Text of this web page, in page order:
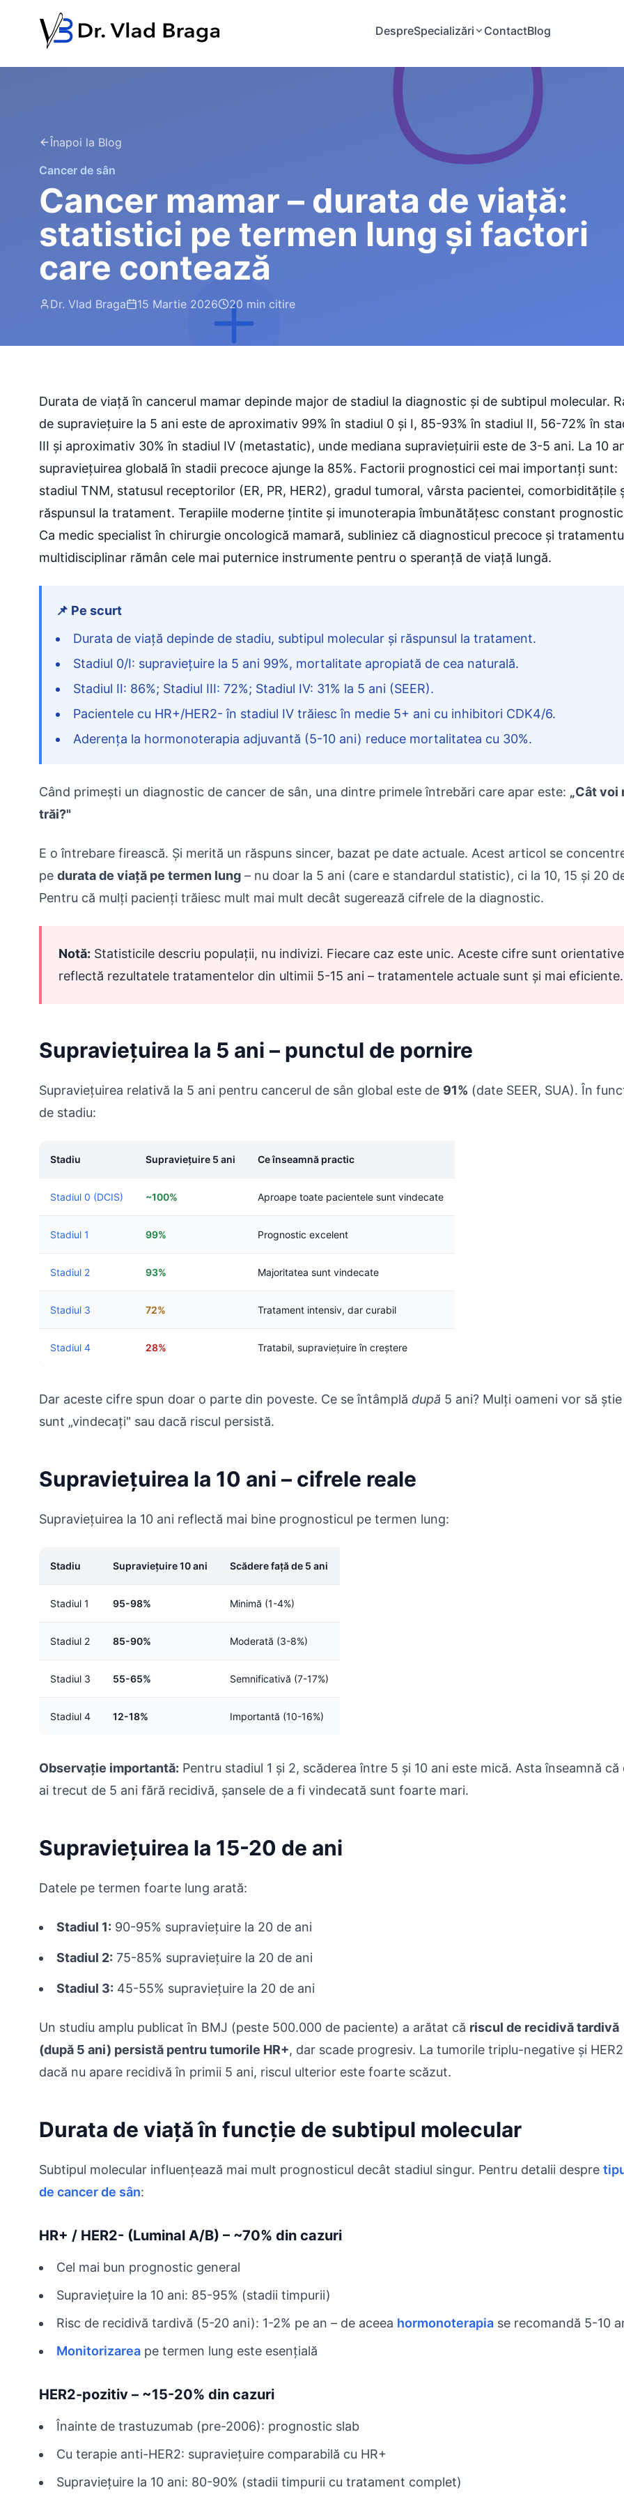
DespreSpecializări ContactBlog
Înapoi la Blog
Cancer de sân
Cancer mamar – durata de viață:
statistici pe termen lung și factori
care contează
Dr. Vlad Braga 15 Martie 2026 20 min citire
Durata de viață în cancerul mamar depinde major de stadiul la diagnostic și de subtipul molecular.
de supraviețuire la 5 ani este de aproximativ 99% în stadiul 0 și I, 85-93% în stadiul II, 56-72% în
III și aproximativ 30% în stadiul IV (metastatic), unde mediana supraviețuirii este de 3-5 ani. La 10
supraviețuirea globală în stadii precoce ajunge la 85%. Factorii prognostici cei mai importanți sunt:
stadiul TNM, statusul receptorilor (ER, PR, HER2), gradul tumoral, vârsta pacientei, comorbiditățile
răspunsul la tratament. Terapiile moderne țintite și imunoterapia îmbunătățesc constant
Ca medic specialist în chirurgie oncologică mamară, subliniez că diagnosticul precoce și
multidisciplinar rămân cele mai puternice instrumente pentru o speranță de viață lungă.
📌 Pe scurt
Durata de viață depinde de stadiu, subtipul molecular și răspunsul la tratament.
Stadiul 0/I: supraviețuire la 5 ani 99%, mortalitate apropiată de cea naturală.
Stadiul II: 86%; Stadiul III: 72%; Stadiul IV: 31% la 5 ani (SEER).
Pacientele cu HR+/HER2- în stadiul IV trăiesc în medie 5+ ani cu inhibitori CDK4/6.
Aderența la hormonoterapia adjuvantă (5-10 ani) reduce mortalitatea cu 30%.
Când primești un diagnostic de cancer de sân, una dintre primele întrebări care apar este: „Cât voi
trăi?"
E o întrebare firească. Și merită un răspuns sincer, bazat pe date actuale. Acest articol se
pe durata de viață pe termen lung – nu doar la 5 ani (care e standardul statistic), ci la 10, 15 și 20
Pentru că mulți pacienți trăiesc mult mai mult decât sugerează cifrele de la diagnostic.
Notă: Statisticile descriu populații, nu indivizi. Fiecare caz este unic. Aceste cifre sunt
reflectă rezultatele tratamentelor din ultimii 5-15 ani – tratamentele actuale sunt și mai eficiente.
Supraviețuirea la 5 ani – punctul de pornire
Supraviețuirea relativă la 5 ani pentru cancerul de sân global este de 91% (date SEER, SUA). În
de stadiu:
Stadiu Supraviețuire 5 ani Ce înseamnă practic
Stadiul 0 (DCIS) ~100% Aproape toate pacientele sunt vindecate
Stadiul 1 99% Prognostic excelent
Stadiul 2 93% Majoritatea sunt vindecate
Stadiul 3 72% Tratament intensiv, dar curabil
Stadiul 4 28% Tratabil, supraviețuire în creștere
Dar aceste cifre spun doar o parte din poveste. Ce se întâmplă după 5 ani? Mulți oameni vor să
sunt „vindecați" sau dacă riscul persistă.
Supraviețuirea la 10 ani – cifrele reale
Supraviețuirea la 10 ani reflectă mai bine prognosticul pe termen lung:
Stadiu Supraviețuire 10 ani Scădere față de 5 ani
Stadiul 1 95-98% Minimă (1-4%)
Stadiul 2 85-90% Moderată (3-8%)
Stadiul 3 55-65% Semnificativă (7-17%)
Stadiul 4 12-18% Importantă (10-16%)
Observație importantă: Pentru stadiul 1 și 2, scăderea între 5 și 10 ani este mică. Asta înseamnă că
ai trecut de 5 ani fără recidivă, șansele de a fi vindecată sunt foarte mari.
Supraviețuirea la 15-20 de ani
Datele pe termen foarte lung arată:
Stadiul 1: 90-95% supraviețuire la 20 de ani
Stadiul 2: 75-85% supraviețuire la 20 de ani
Stadiul 3: 45-55% supraviețuire la 20 de ani
Un studiu amplu publicat în BMJ (peste 500.000 de paciente) a arătat că riscul de recidivă tardivă
(după 5 ani) persistă pentru tumorile HR+, dar scade progresiv. La tumorile triplu-negative și
dacă nu apare recidivă în primii 5 ani, riscul ulterior este foarte scăzut.
Durata de viață în funcție de subtipul molecular
Subtipul molecular influențează mai mult prognosticul decât stadiul singur. Pentru detalii despre
de cancer de sân:
HR+ / HER2- (Luminal A/B) – ~70% din cazuri
Cel mai bun prognostic general
Supraviețuire la 10 ani: 85-95% (stadii timpurii)
Risc de recidivă tardivă (5-20 ani): 1-2% pe an – de aceea hormonoterapia se recomandă 5-10
Monitorizarea pe termen lung este esențială
HER2-pozitiv – ~15-20% din cazuri
Înainte de trastuzumab (pre-2006): prognostic slab
Cu terapie anti-HER2: supraviețuire comparabilă cu HR+
Supraviețuire la 10 ani: 80-90% (stadii timpurii cu tratament complet)